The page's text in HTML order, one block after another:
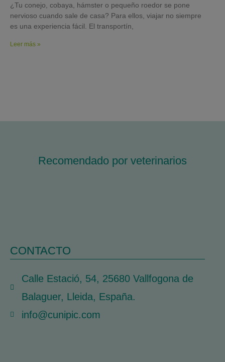
¿Tu conejo, cobaya, hámster o pequeño roedor se pone
nervioso cuando sale de casa? Para ellos, viajar no siempre
es una experiencia fácil. El transportín,
Leer más »
Recomendado por veterinarios
CONTACTO
Calle Estació, 54, 25680 Vallfogona de
Balaguer, Lleida, España.
info@cunipic.com